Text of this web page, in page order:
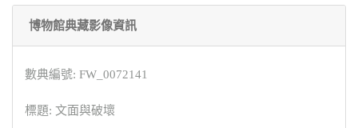
博物館典藏影像資訊
數典編號: FW_0072141
標題: 文面與破壞